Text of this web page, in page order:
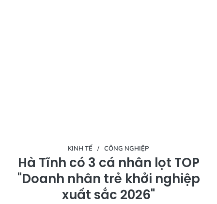
KINH TẾ CÔNG NGHIỆP
Hà Tĩnh có 3 cá nhân lọt TOP
"Doanh nhân trẻ khởi nghiệp
xuất sắc 2026"